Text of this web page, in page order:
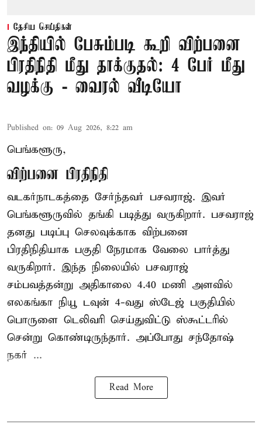
தேசிய செய்திகள்
இந்தியில் பேசும்படி கூறி விற்பனை
பிரதிநிதி மீது தாக்குதல்: 4 பேர் மீது
வழக்கு - வைரல் வீடியோ
Published on: 09 Aug 2026, 8:22 am
பெங்களூரு,
விற்பனை பிரதிநிதி
வடகர்நாடகத்தை சேர்ந்தவர் பசவராஜ். இவர்
பெங்களூருவில் தங்கி படித்து வருகிறார். பசவராஜ்
தனது படிப்பு செலவுக்காக விற்பனை
பிரதிநிதியாக பகுதி நேரமாக வேலை பார்த்து
வருகிறார். இந்த நிலையில் பசவராஜ்
சம்பவத்தன்று அதிகாலை 4.40 மணி அளவில்
எலகங்கா நியூ டவுன் 4-வது ஸ்டேஜ் பகுதியில்
பொருளை டெலிவரி செய்துவிட்டு ஸ்கூட்டரில்
சென்று கொண்டிருந்தார். அப்போது சந்தோஷ்
நகர் ...
Read More